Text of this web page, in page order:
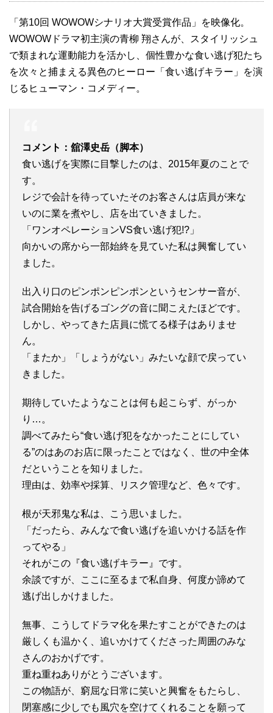
「第10回 WOWOWシナリオ大賞受賞作品」を映像化。
WOWOWドラマ初主演の青柳 翔さんが、スタイリッシュ
で類まれな運動能力を活かし、個性豊かな食い逃げ犯たち
を次々と捕まえる異色のヒーロー「食い逃げキラー」を演
じるヒューマン・コメディー。
コメント：舘澤史岳（脚本）
食い逃げを実際に目撃したのは、2015年夏のことで
す。
レジで会計を待っていたそのお客さんは店員が来な
いのに業を煮やし、店を出ていきました。
「ワンオペレーションVS食い逃げ犯!?」
向かいの席から一部始終を見ていた私は興奮してい
ました。
出入り口のピンポンピンポンというセンサー音が、
試合開始を告げるゴングの音に聞こえたほどです。
しかし、やってきた店員に慌てる様子はありませ
ん。
「またか」「しょうがない」みたいな顔で戻ってい
きました。
期待していたようなことは何も起こらず、がっか
り…。
調べてみたら“食い逃げ犯をなかったことにしてい
る”のはあのお店に限ったことではなく、世の中全体
だということを知りました。
理由は、効率や採算、リスク管理など、色々です。
根が天邪鬼な私は、こう思いました。
「だったら、みんなで食い逃げを追いかける話を作
ってやる」
それがこの『食い逃げキラー』です。
余談ですが、ここに至るまで私自身、何度か諦めて
逃げ出しかけました。
無事、こうしてドラマ化を果たすことができたのは
厳しくも温かく、追いかけてくださった周囲のみな
さんのおかげです。
重ね重ねありがとうございます。
この物語が、窮屈な日常に笑いと興奮をもたらし、
閉塞感に少しでも風穴を空けてくれることを願って